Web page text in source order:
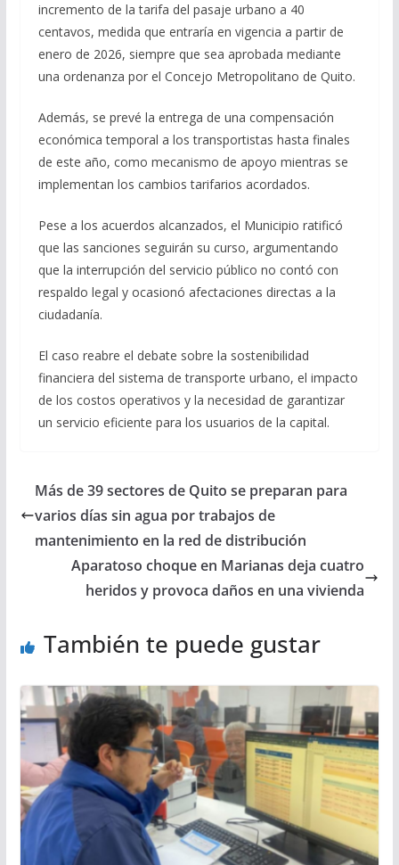
incremento de la tarifa del pasaje urbano a 40
centavos, medida que entraría en vigencia a partir de
enero de 2026, siempre que sea aprobada mediante
una ordenanza por el Concejo Metropolitano de Quito.
Además, se prevé la entrega de una compensación
económica temporal a los transportistas hasta finales
de este año, como mecanismo de apoyo mientras se
implementan los cambios tarifarios acordados.
Pese a los acuerdos alcanzados, el Municipio ratificó
que las sanciones seguirán su curso, argumentando
que la interrupción del servicio público no contó con
respaldo legal y ocasionó afectaciones directas a la
ciudadanía.
El caso reabre el debate sobre la sostenibilidad
financiera del sistema de transporte urbano, el impacto
de los costos operativos y la necesidad de garantizar
un servicio eficiente para los usuarios de la capital.
Más de 39 sectores de Quito se preparan para
varios días sin agua por trabajos de
mantenimiento en la red de distribución
Aparatoso choque en Marianas deja cuatro
heridos y provoca daños en una vivienda
También te puede gustar